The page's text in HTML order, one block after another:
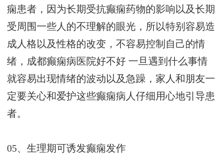
痫患者，因为长期受抗癫痫药物的影响以及长期
受周围一些人的不理解的眼光，所以特别容易造
成人格以及性格的改变，不容易控制自己的情
绪， 成都癫痫病医院好不好 一旦遇到什么事情
就容易出现情绪的波动以及急躁，家人和朋友一
定要关心和爱护这些癫痫病人仔细用心地引导患
者。
05、生理期可诱发癫痫发作